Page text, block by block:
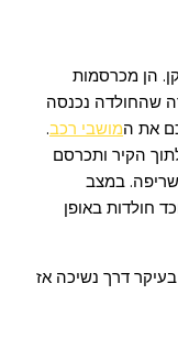
הן מכרסמות
שהחולדה נכנסה
את המושבי רכב.
הקיר ותכרסם
במצב
חולדות באופן
דרך נשיכה אז